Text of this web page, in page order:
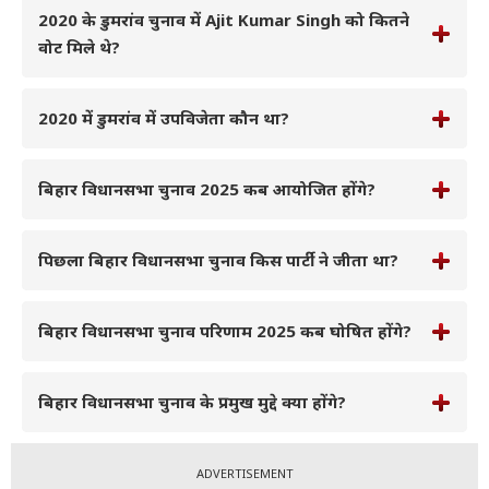
2020 के डुमरांव चुनाव में Ajit Kumar Singh को कितने
वोट मिले थे?
2020 में डुमरांव में उपविजेता कौन था?
बिहार विधानसभा चुनाव 2025 कब आयोजित होंगे?
पिछला बिहार विधानसभा चुनाव किस पार्टी ने जीता था?
बिहार विधानसभा चुनाव परिणाम 2025 कब घोषित होंगे?
बिहार विधानसभा चुनाव के प्रमुख मुद्दे क्या होंगे?
ADVERTISEMENT